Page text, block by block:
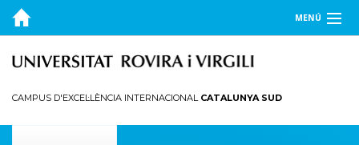
MENÚ
EL DEPARTAMENT
CAMPUS D'EXCEL·LÈNCIA INTERNACIONAL CATALUNYA SUD